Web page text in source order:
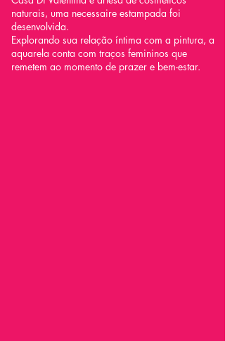
naturais, uma necessaire estampada foi
desenvolvida.
Explorando sua relação íntima com a pintura, a
aquarela conta com traços femininos que
remetem ao momento de prazer e bem-estar.